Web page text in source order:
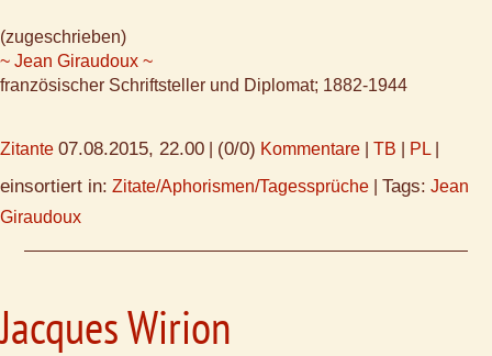
(zugeschrieben)
~ Jean Giraudoux ~
französischer Schriftsteller und Diplomat; 1882-1944
Zitante 07.08.2015, 22.00 (0/0) Kommentare TB PL
einsortiert in: Zitate/Aphorismen/Tagessprüche Tags: Jean
Giraudoux
Jacques Wirion